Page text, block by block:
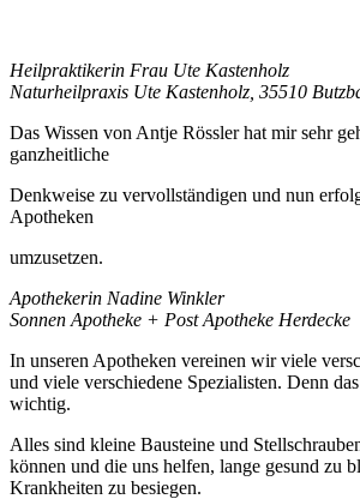
Heilpraktikerin Frau Ute Kastenholz
Naturheilpraxis Ute Kastenholz, 35510
Das Wissen von Antje Rössler hat mir sehr
ganzheitliche
Denkweise zu vervollständigen und nun
Apotheken
umzusetzen.
Apothekerin Nadine Winkler
Sonnen Apotheke + Post Apotheke Herdecke
In unseren Apotheken vereinen wir viele
und viele verschiedene Spezialisten. Denn
wichtig.
Alles sind kleine Bausteine und
können und die uns helfen, lange gesund zu
Krankheiten zu besiegen.